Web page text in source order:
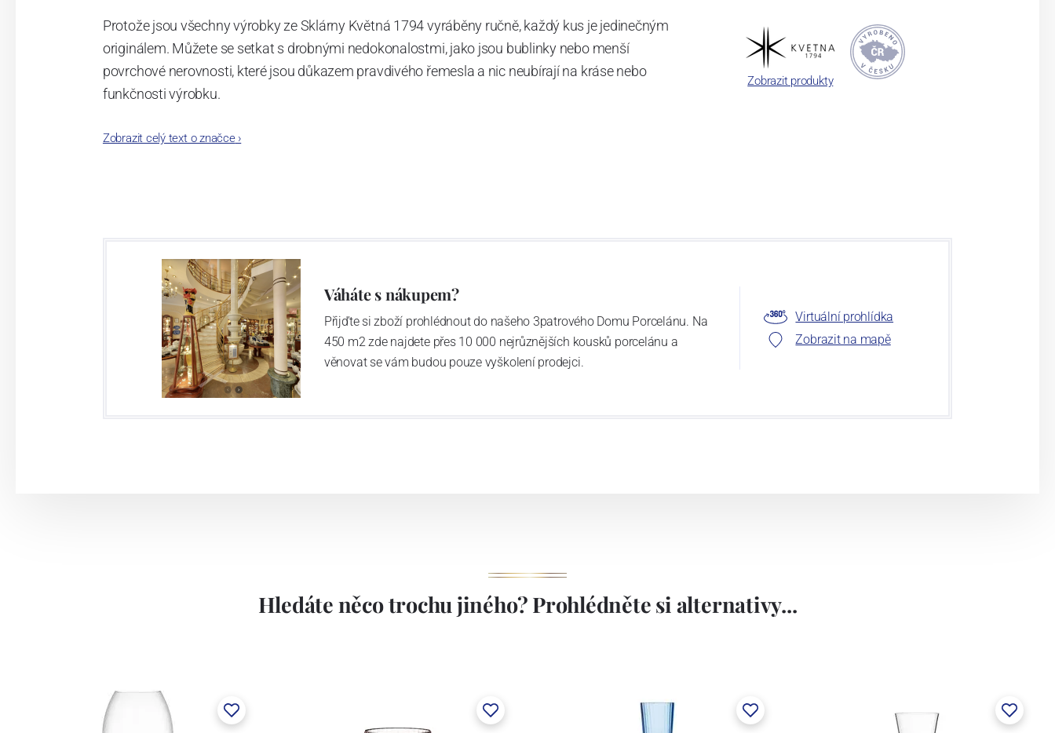
Protože jsou všechny výrobky ze Sklárny Květná 1794 vyráběny ručně, každý kus je jedinečným
originálem. Můžete se setkat s drobnými nedokonalostmi, jako jsou bublinky nebo menší
povrchové nerovnosti, které jsou důkazem pravdivého řemesla a nic neubírají na kráse nebo
funkčnosti výrobku.
Zobrazit celý text o značce›
Zobrazit produkty
Váháte s nákupem?
Přijďte si zboží prohlédnout do našeho 3patrového Domu Porcelánu. Na
450 m2 zde najdete přes 10 000 nejrůznějších kousků porcelánu a
věnovat se vám budou pouze vyškolení prodejci.
Virtuální prohlídka
Zobrazit na mapě
Hledáte něco trochu jiného? Prohlédněte si alternativy...